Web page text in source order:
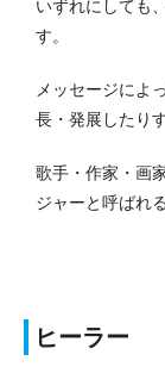
いずれにしても
す。
メッセージによ
長・発展したり
歌手・作家・画
ジャーと呼ばれ
ヒーラー